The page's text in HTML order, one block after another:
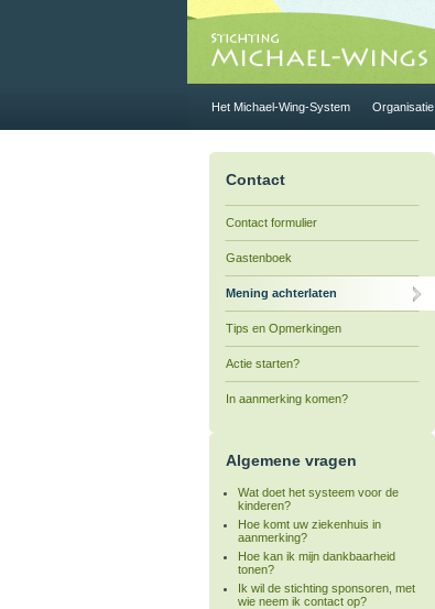
Het Michael-Wing-System Organisatie
Contact
Contact formulier
Gastenboek
Mening achterlaten
Tips en Opmerkingen
Actie starten?
In aanmerking komen?
Algemene vragen
Wat doet het systeem voor de
kinderen?
Hoe komt uw ziekenhuis in
aanmerking?
Hoe kan ik mijn dankbaarheid
tonen?
Ik wil de stichting sponsoren, met
wie neem ik contact op?